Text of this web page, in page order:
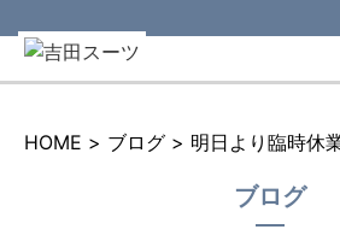
HOME > ブログ > 明日より臨時休
ブログ